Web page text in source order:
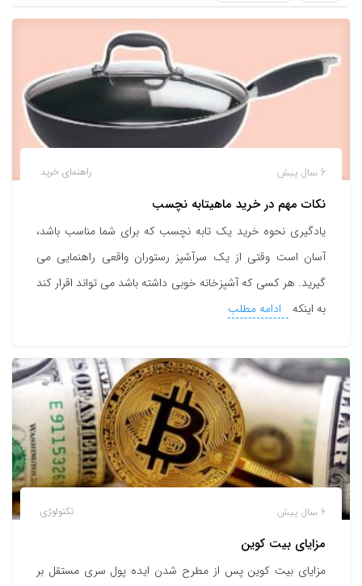
راهنمای خرید 6 سال پیش
نکات مهم در خرید ماهیتابه نچسب
یادگیری نحوه خرید یک تابه نچسب که برای شما مناسب باشد،
آسان است وقتی از یک سرآشپز رستوران واقعی راهنمایی می
گیرید. هر کسی که آشپزخانه خوبی داشته باشد می تواند اقرار کند
به اینکه
ادامه مطلب
تکنولوژی 6 سال پیش
مزایای بیت کوین
مزایای بیت کوین پس از مطرح شدن ایده پول سری مستقل بر